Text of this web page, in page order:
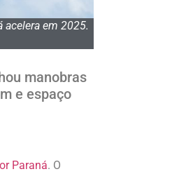
acelera em 2025.
manobras
e espaço
Paraná. O